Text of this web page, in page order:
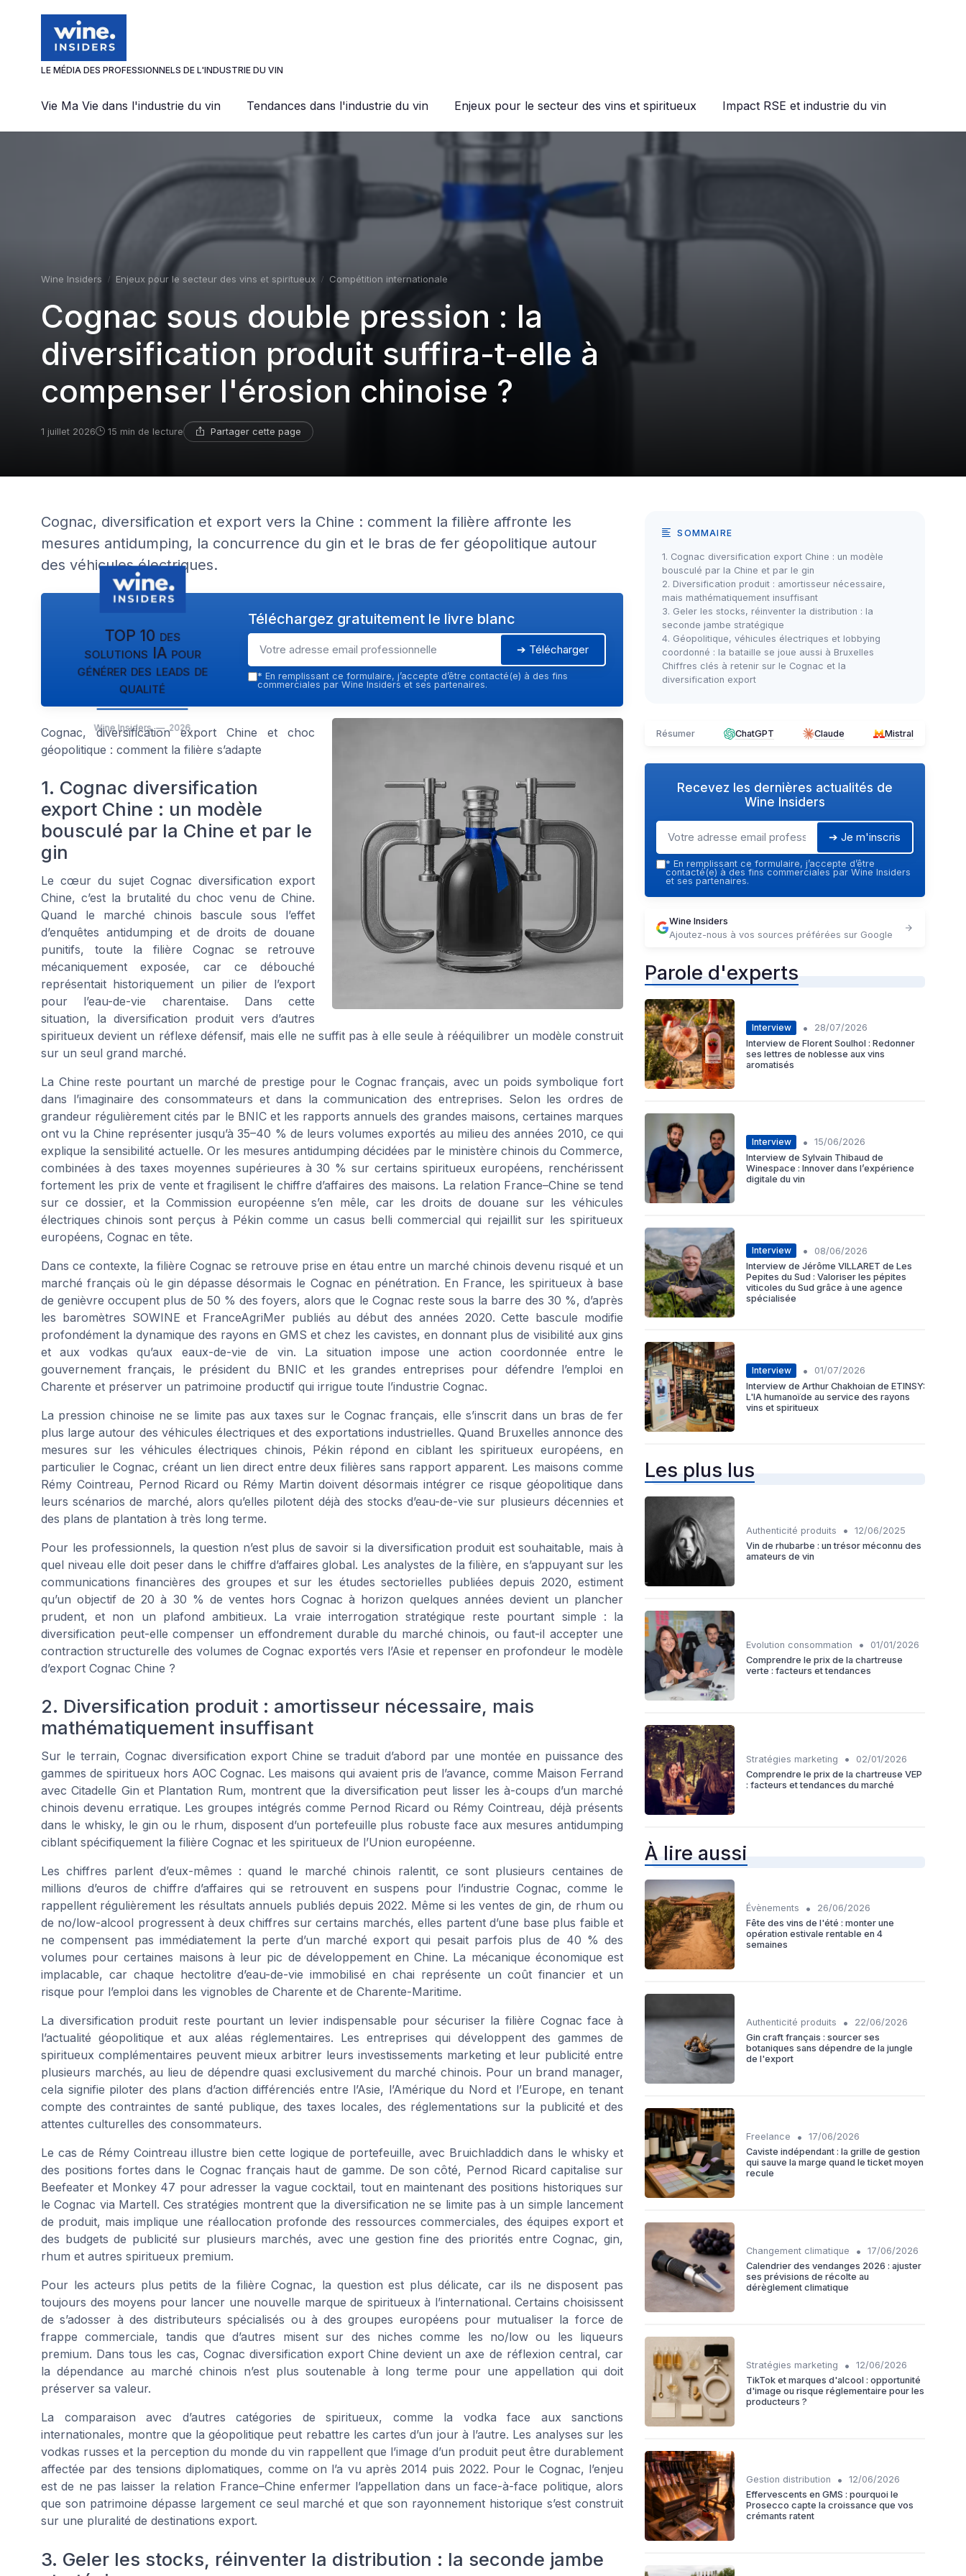
LE MÉDIA DES PROFESSIONNELS DE L'INDUSTRIE DU VIN
Vie Ma Vie dans l'industrie du vin Tendances dans l'industrie du vin Enjeux pour le secteur des vins et spiritueux Impact RSE et industrie du vin
Wine Insiders Enjeux pour le secteur des vins et spiritueux Compétition internationale
Cognac sous double pression : la
diversification produit suffira-t-elle à
compenser l'érosion chinoise ?
1 juillet 2026 15 min de lecture Partager cette page
Cognac, diversification et export vers la Chine : comment la filière affronte les
mesures antidumping, la concurrence du gin et le bras de fer géopolitique autour
des véhicules électriques.
TOP 10 des
solutions IA pour
générer des leads de
qualité
Wine Insiders — 2026
Téléchargez gratuitement le livre blanc
➔ Télécharger
* En remplissant ce formulaire, j’accepte d’être contacté(e) à des fins
commerciales par Wine Insiders et ses partenaires.
Cognac, diversification export Chine et choc
géopolitique : comment la filière s’adapte
1. Cognac diversification
export Chine : un modèle
bousculé par la Chine et par le
gin
Le cœur du sujet Cognac diversification export
Chine, c’est la brutalité du choc venu de Chine.
Quand le marché chinois bascule sous l’effet
d’enquêtes antidumping et de droits de douane
punitifs, toute la filière Cognac se retrouve
mécaniquement exposée, car ce débouché
représentait historiquement un pilier de l’export
pour l’eau-de-vie charentaise. Dans cette
situation, la diversification produit vers d’autres
spiritueux devient un réflexe défensif, mais elle ne suffit pas à elle seule à rééquilibrer un modèle construit
sur un seul grand marché.
La Chine reste pourtant un marché de prestige pour le Cognac français, avec un poids symbolique fort
dans l’imaginaire des consommateurs et dans la communication des entreprises. Selon les ordres de
grandeur régulièrement cités par le BNIC et les rapports annuels des grandes maisons, certaines marques
ont vu la Chine représenter jusqu’à 35–40 % de leurs volumes exportés au milieu des années 2010, ce qui
explique la sensibilité actuelle. Or les mesures antidumping décidées par le ministère chinois du Commerce,
combinées à des taxes moyennes supérieures à 30 % sur certains spiritueux européens, renchérissent
fortement les prix de vente et fragilisent le chiffre d’affaires des maisons. La relation France–Chine se tend
sur ce dossier, et la Commission européenne s’en mêle, car les droits de douane sur les véhicules
électriques chinois sont perçus à Pékin comme un casus belli commercial qui rejaillit sur les spiritueux
européens, Cognac en tête.
Dans ce contexte, la filière Cognac se retrouve prise en étau entre un marché chinois devenu risqué et un
marché français où le gin dépasse désormais le Cognac en pénétration. En France, les spiritueux à base
de genièvre occupent plus de 50 % des foyers, alors que le Cognac reste sous la barre des 30 %, d’après
les baromètres SOWINE et FranceAgriMer publiés au début des années 2020. Cette bascule modifie
profondément la dynamique des rayons en GMS et chez les cavistes, en donnant plus de visibilité aux gins
et aux vodkas qu’aux eaux-de-vie de vin. La situation impose une action coordonnée entre le
gouvernement français, le président du BNIC et les grandes entreprises pour défendre l’emploi en
Charente et préserver un patrimoine productif qui irrigue toute l’industrie Cognac.
La pression chinoise ne se limite pas aux taxes sur le Cognac français, elle s’inscrit dans un bras de fer
plus large autour des véhicules électriques et des exportations industrielles. Quand Bruxelles annonce des
mesures sur les véhicules électriques chinois, Pékin répond en ciblant les spiritueux européens, en
particulier le Cognac, créant un lien direct entre deux filières sans rapport apparent. Les maisons comme
Rémy Cointreau, Pernod Ricard ou Rémy Martin doivent désormais intégrer ce risque géopolitique dans
leurs scénarios de marché, alors qu’elles pilotent déjà des stocks d’eau-de-vie sur plusieurs décennies et
des plans de plantation à très long terme.
Pour les professionnels, la question n’est plus de savoir si la diversification produit est souhaitable, mais à
quel niveau elle doit peser dans le chiffre d’affaires global. Les analystes de la filière, en s’appuyant sur les
communications financières des groupes et sur les études sectorielles publiées depuis 2020, estiment
qu’un objectif de 20 à 30 % de ventes hors Cognac à horizon quelques années devient un plancher
prudent, et non un plafond ambitieux. La vraie interrogation stratégique reste pourtant simple : la
diversification peut-elle compenser un effondrement durable du marché chinois, ou faut-il accepter une
contraction structurelle des volumes de Cognac exportés vers l’Asie et repenser en profondeur le modèle
d’export Cognac Chine ?
2. Diversification produit : amortisseur nécessaire, mais
mathématiquement insuffisant
Sur le terrain, Cognac diversification export Chine se traduit d’abord par une montée en puissance des
gammes de spiritueux hors AOC Cognac. Les maisons qui avaient pris de l’avance, comme Maison Ferrand
avec Citadelle Gin et Plantation Rum, montrent que la diversification peut lisser les à-coups d’un marché
chinois devenu erratique. Les groupes intégrés comme Pernod Ricard ou Rémy Cointreau, déjà présents
dans le whisky, le gin ou le rhum, disposent d’un portefeuille plus robuste face aux mesures antidumping
ciblant spécifiquement la filière Cognac et les spiritueux de l’Union européenne.
Les chiffres parlent d’eux-mêmes : quand le marché chinois ralentit, ce sont plusieurs centaines de
millions d’euros de chiffre d’affaires qui se retrouvent en suspens pour l’industrie Cognac, comme le
rappellent régulièrement les résultats annuels publiés depuis 2022. Même si les ventes de gin, de rhum ou
de no/low-alcool progressent à deux chiffres sur certains marchés, elles partent d’une base plus faible et
ne compensent pas immédiatement la perte d’un marché export qui pesait parfois plus de 40 % des
volumes pour certaines maisons à leur pic de développement en Chine. La mécanique économique est
implacable, car chaque hectolitre d’eau-de-vie immobilisé en chai représente un coût financier et un
risque pour l’emploi dans les vignobles de Charente et de Charente-Maritime.
La diversification produit reste pourtant un levier indispensable pour sécuriser la filière Cognac face à
l’actualité géopolitique et aux aléas réglementaires. Les entreprises qui développent des gammes de
spiritueux complémentaires peuvent mieux arbitrer leurs investissements marketing et leur publicité entre
plusieurs marchés, au lieu de dépendre quasi exclusivement du marché chinois. Pour un brand manager,
cela signifie piloter des plans d’action différenciés entre l’Asie, l’Amérique du Nord et l’Europe, en tenant
compte des contraintes de santé publique, des taxes locales, des réglementations sur la publicité et des
attentes culturelles des consommateurs.
Le cas de Rémy Cointreau illustre bien cette logique de portefeuille, avec Bruichladdich dans le whisky et
des positions fortes dans le Cognac français haut de gamme. De son côté, Pernod Ricard capitalise sur
Beefeater et Monkey 47 pour adresser la vague cocktail, tout en maintenant des positions historiques sur
le Cognac via Martell. Ces stratégies montrent que la diversification ne se limite pas à un simple lancement
de produit, mais implique une réallocation profonde des ressources commerciales, des équipes export et
des budgets de publicité sur plusieurs marchés, avec une gestion fine des priorités entre Cognac, gin,
rhum et autres spiritueux premium.
Pour les acteurs plus petits de la filière Cognac, la question est plus délicate, car ils ne disposent pas
toujours des moyens pour lancer une nouvelle marque de spiritueux à l’international. Certains choisissent
de s’adosser à des distributeurs spécialisés ou à des groupes européens pour mutualiser la force de
frappe commerciale, tandis que d’autres misent sur des niches comme les no/low ou les liqueurs
premium. Dans tous les cas, Cognac diversification export Chine devient un axe de réflexion central, car
la dépendance au marché chinois n’est plus soutenable à long terme pour une appellation qui doit
préserver sa valeur.
La comparaison avec d’autres catégories de spiritueux, comme la vodka face aux sanctions
internationales, montre que la géopolitique peut rebattre les cartes d’un jour à l’autre. Les analyses sur les
vodkas russes et la perception du monde du vin rappellent que l’image d’un produit peut être durablement
affectée par des tensions diplomatiques, comme on l’a vu après 2014 puis 2022. Pour le Cognac, l’enjeu
est de ne pas laisser la relation France–Chine enfermer l’appellation dans un face-à-face politique, alors
que son patrimoine dépasse largement ce seul marché et que son rayonnement historique s’est construit
sur une pluralité de destinations export.
3. Geler les stocks, réinventer la distribution : la seconde jambe
SOMMAIRE
1. Cognac diversification export Chine : un modèle
bousculé par la Chine et par le gin
2. Diversification produit : amortisseur nécessaire,
mais mathématiquement insuffisant
3. Geler les stocks, réinventer la distribution : la
seconde jambe stratégique
4. Géopolitique, véhicules électriques et lobbying
coordonné : la bataille se joue aussi à Bruxelles
Chiffres clés à retenir sur le Cognac et la
diversification export
Résumer ChatGPT Claude Mistral
Recevez les dernières actualités de
Wine Insiders
➔ Je m'inscris
* En remplissant ce formulaire, j’accepte d’être
contacté(e) à des fins commerciales par Wine Insiders
et ses partenaires.
Wine Insiders
Ajoutez-nous à vos sources préférées sur Google
Parole d'experts
Interview •
28/07/2026
Interview de Florent Soulhol : Redonner
ses lettres de noblesse aux vins
aromatisés
Interview •
15/06/2026
Interview de Sylvain Thibaud de
Winespace : Innover dans l’expérience
digitale du vin
Interview •
08/06/2026
Interview de Jérôme VILLARET de Les
Pepites du Sud : Valoriser les pépites
viticoles du Sud grâce à une agence
spécialisée
Interview •
01/07/2026
Interview de Arthur Chakhoian de ETINSY:
L'IA humanoïde au service des rayons
vins et spiritueux
Les plus lus
Authenticité produits •
12/06/2025
Vin de rhubarbe : un trésor méconnu des
amateurs de vin
Evolution consommation •
01/01/2026
Comprendre le prix de la chartreuse
verte : facteurs et tendances
Stratégies marketing •
02/01/2026
Comprendre le prix de la chartreuse VEP
: facteurs et tendances du marché
À lire aussi
Évènements •
26/06/2026
Fête des vins de l'été : monter une
opération estivale rentable en 4
semaines
Authenticité produits •
22/06/2026
Gin craft français : sourcer ses
botaniques sans dépendre de la jungle
de l'export
Freelance •
17/06/2026
Caviste indépendant : la grille de gestion
qui sauve la marge quand le ticket moyen
recule
Changement climatique •
17/06/2026
Calendrier des vendanges 2026 : ajuster
ses prévisions de récolte au
dérèglement climatique
Stratégies marketing •
12/06/2026
TikTok et marques d'alcool : opportunité
d'image ou risque réglementaire pour les
producteurs ?
Gestion distribution •
12/06/2026
Effervescents en GMS : pourquoi le
Prosecco capte la croissance que vos
crémants ratent